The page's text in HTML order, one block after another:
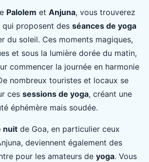
Palolem et Anjuna, vous trouverez
qui proposent des séances de yoga
du soleil. Ces moments magiques,
et sous la lumière dorée du matin,
commencer la journée en harmonie
nombreux touristes et locaux se
ces sessions de yoga, créant une
éphémère mais soudée.
nuit de Goa, en particulier ceux
deviennent également des
pour les amateurs de yoga. Vous